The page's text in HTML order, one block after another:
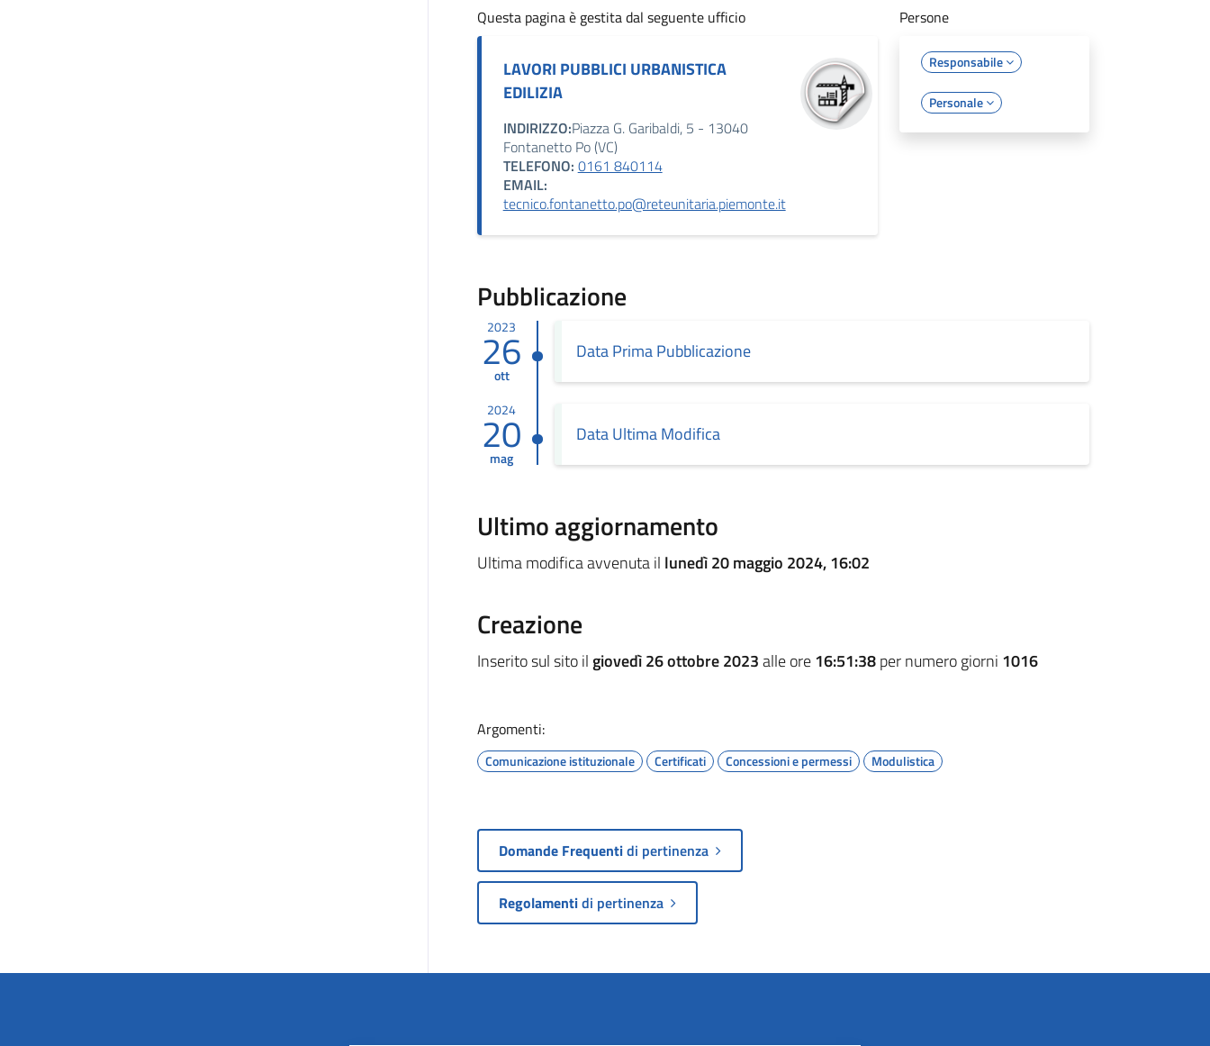
Questa pagina è gestita dal seguente ufficio
LAVORI PUBBLICI URBANISTICA
EDILIZIA
INDIRIZZO:Piazza G. Garibaldi, 5 - 13040
Fontanetto Po (VC)
TELEFONO: 0161 840114
EMAIL:
tecnico.fontanetto.po@reteunitaria.piemonte.it
Persone
Responsabile
Personale
Pubblicazione
2023
26
ott
Data Prima Pubblicazione
2024
20
mag
Data Ultima Modifica
Ultimo aggiornamento
Ultima modifica avvenuta il lunedì 20 maggio 2024, 16:02
Creazione
Inserito sul sito il giovedì 26 ottobre 2023alle ore16:51:38per numero giorni 1016
Argomenti:
Comunicazione istituzionale Certificati Concessioni e permessi Modulistica
Domande Frequentidi pertinenza
Regolamentidi pertinenza